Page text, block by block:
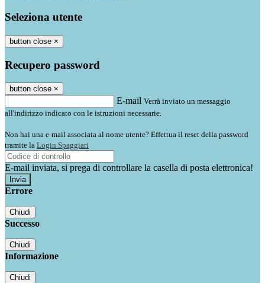
Seleziona utente
button close ×
Recupero password
button close ×
E-mail Verrà inviato un messaggio
all'indirizzo indicato con le istruzioni necessarie.
Non hai una e-mail associata al nome utente? Effettua il reset della password
tramite la Login Spaggiari
E-mail inviata, si prega di controllare la casella di posta elettronica!
Errore
Chiudi
Successo
Chiudi
Informazione
Chiudi